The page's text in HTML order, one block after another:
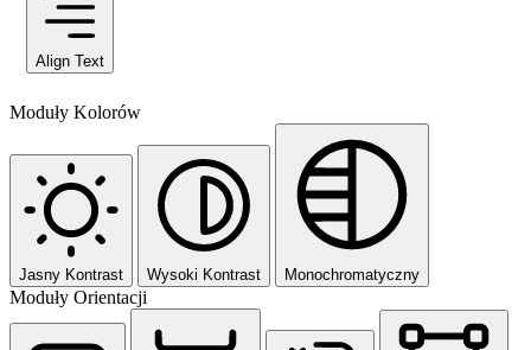
Align Text
Moduły Kolorów
Jasny Kontrast Wysoki Kontrast Monochromatyczny
Moduły Orientacji